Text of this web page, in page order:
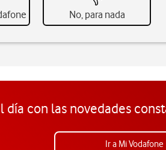
No, para nada
día con las novedades
Ir a Mi Vodafone